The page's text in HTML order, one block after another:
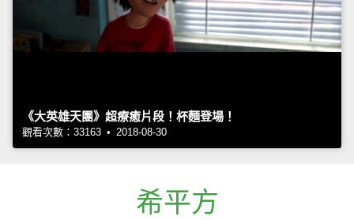
《大英雄天團》超療癒片段！杯麵登場！
觀看次數：33163 • 2018-08-30
希平方